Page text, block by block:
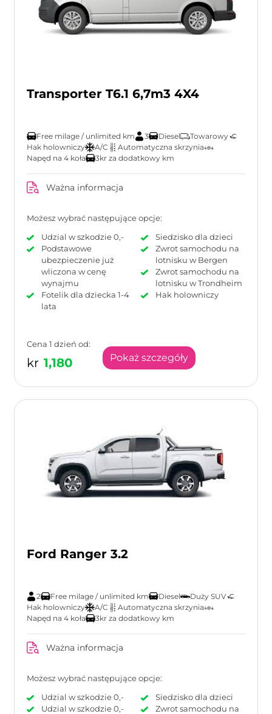
Transporter T6.1 6,7m3 4X4
Free milage / unlimited km 3 Diesel
Towarowy
Hak holowniczy
A/C
Automatyczna skrzynia
Napęd na 4 koła
3kr za dodatkowy km
Ważna informacja
Możesz wybrać następujące opcje:
Udzial w szkodzie 0,-
Podstawowe
ubezpieczenie już
wliczona w cenę
wynajmu
Fotelik dla dziecka 1-4
lata
Siedzisko dla dzieci
Zwrot samochodu na
lotnisku w Bergen
Zwrot samochodu na
lotnisku w Trondheim
Hak holowniczy
Cena 1 dzień od:
kr 1,180 Pokaż szczegóły
Ford Ranger 3.2
2 Free milage / unlimited km Diesel
Duży SUV
Hak holowniczy
A/C
Automatyczna skrzynia
Napęd na 4 koła
3kr za dodatkowy km
Ważna informacja
Możesz wybrać następujące opcje:
Udzial w szkodzie 0,-
Udzial w szkodzie 0,-
Siedzisko dla dzieci
Zwrot samochodu na